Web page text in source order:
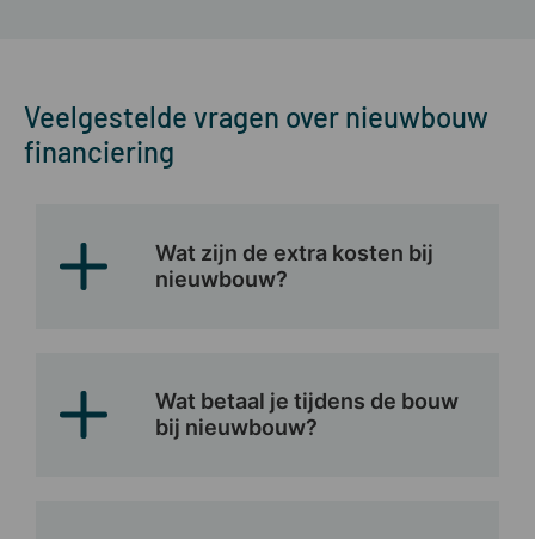
Veelgestelde vragen over nieuwbouw
financiering
Wat zijn de extra kosten bij
nieuwbouw?
Wat betaal je tijdens de bouw
bij nieuwbouw?